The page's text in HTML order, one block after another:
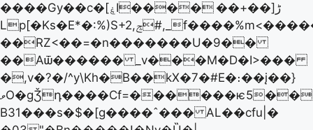
����Gy��c�[ۼI���� ��+��]ڑ
Lp[�Ks�E*�:%)S+2,ݘ#,_f����%m<�������)�~>�}
��RZ<��=�n�������U�9��
��Aѿ������ _v���M�D�I>���
�,v�?�/^y\Kh�B��kX�7�#E�։��į��}
ވO�gǮդ����Cf=������ѥ5���x�@�F���mrd�#�N�N!>#��g�;�ר�PB��������B�~��q{S=A#.,��͵#�
B31���s�$�[g����ˆ��� AL��cfu|�